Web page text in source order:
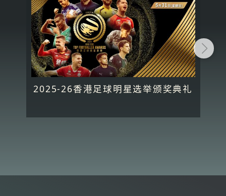
2025-26香港足球明星选举颁奖典礼